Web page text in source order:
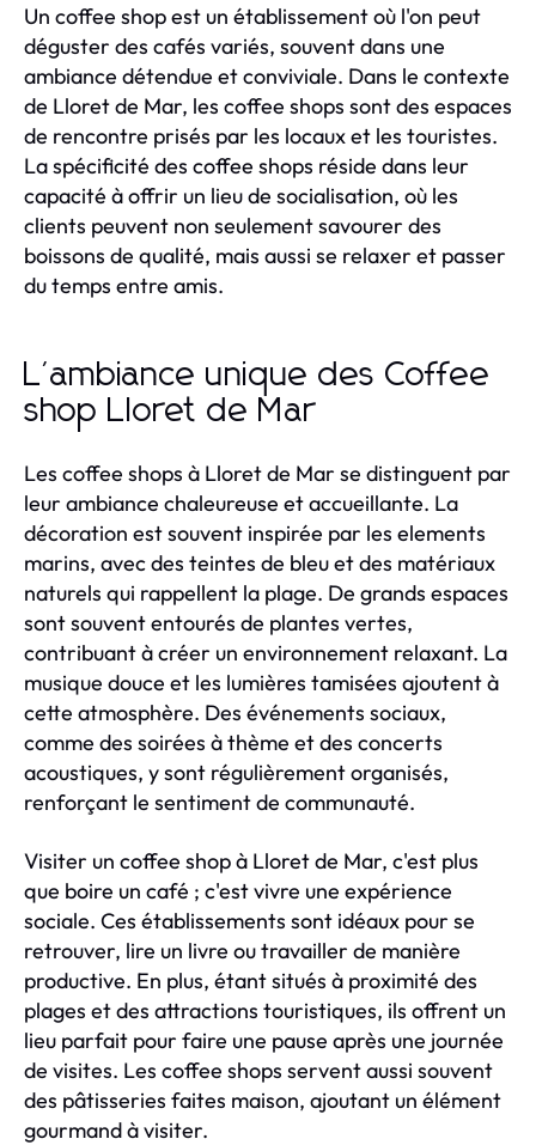
Un coffee shop est un établissement où l'on peut
déguster des cafés variés, souvent dans une
ambiance détendue et conviviale. Dans le contexte
de Lloret de Mar, les coffee shops sont des espaces
de rencontre prisés par les locaux et les touristes.
La spécificité des coffee shops réside dans leur
capacité à offrir un lieu de socialisation, où les
clients peuvent non seulement savourer des
boissons de qualité, mais aussi se relaxer et passer
du temps entre amis.
L'ambiance unique des Coffee
shop Lloret de Mar
Les coffee shops à Lloret de Mar se distinguent par
leur ambiance chaleureuse et accueillante. La
décoration est souvent inspirée par les elements
marins, avec des teintes de bleu et des matériaux
naturels qui rappellent la plage. De grands espaces
sont souvent entourés de plantes vertes,
contribuant à créer un environnement relaxant. La
musique douce et les lumières tamisées ajoutent à
cette atmosphère. Des événements sociaux,
comme des soirées à thème et des concerts
acoustiques, y sont régulièrement organisés,
renforçant le sentiment de communauté.
Visiter un coffee shop à Lloret de Mar, c'est plus
que boire un café ; c'est vivre une expérience
sociale. Ces établissements sont idéaux pour se
retrouver, lire un livre ou travailler de manière
productive. En plus, étant situés à proximité des
plages et des attractions touristiques, ils offrent un
lieu parfait pour faire une pause après une journée
de visites. Les coffee shops servent aussi souvent
des pâtisseries faites maison, ajoutant un élément
gourmand à visiter.